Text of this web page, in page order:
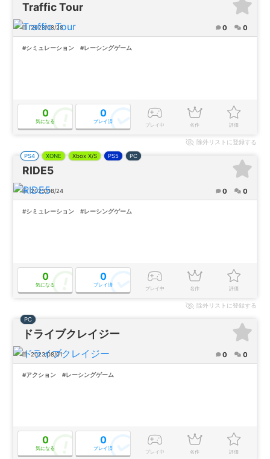
Traffic Tour
2023/08/28 0 0
#シミュレーション #レーシングゲーム
0
気になる
0
プレイ済
プレイ中 名作 評価
除外リストに登録する
RIDE5
PS4 XONE Xbox X/S PS5 PC
2023/08/24 0 0
#シミュレーション #レーシングゲーム
0
気になる
0
プレイ済
プレイ中 名作 評価
除外リストに登録する
ドライブクレイジー
PC
2023/08/01 0 0
#アクション #レーシングゲーム
0
気になる
0
プレイ済
プレイ中 名作 評価